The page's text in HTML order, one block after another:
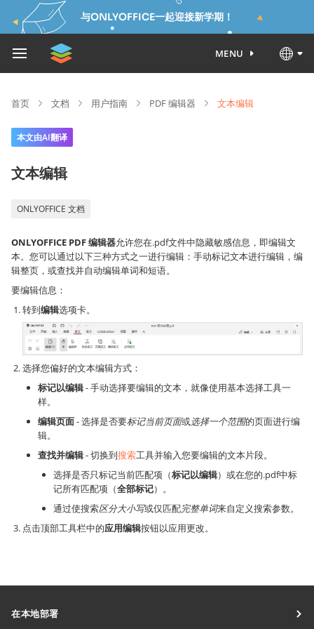
与ONLYOFFICE一起迎接新学期！
MENU
首页 文档 用户指南 PDF 编辑器 文本编辑
本文由AI翻译
文本编辑
ONLYOFFICE 文档
ONLYOFFICE PDF 编辑器允许您在.pdf文件中隐藏敏感信息，即编辑文
本。您可以通过以下三种方式之一进行编辑：手动标记文本进行编辑，编
辑整页，或查找并自动编辑单词和短语。
要编辑信息：
转到编辑选项卡。
选择您偏好的文本编辑方式：
标记以编辑- 手动选择要编辑的文本，就像使用基本选择工具一
样。
编辑页面- 选择是否要标记当前页面或选择一个范围的页面进行编
辑。
查找并编辑- 切换到搜索工具并输入您要编辑的文本片段。
选择是否只标记当前匹配项（标记以编辑）或在您的.pdf中标
记所有匹配项（全部标记）。
通过使搜索区分大小写或仅匹配完整单词来自定义搜索参数。
点击顶部工具栏中的应用编辑按钮以应用更改。
在本地部署